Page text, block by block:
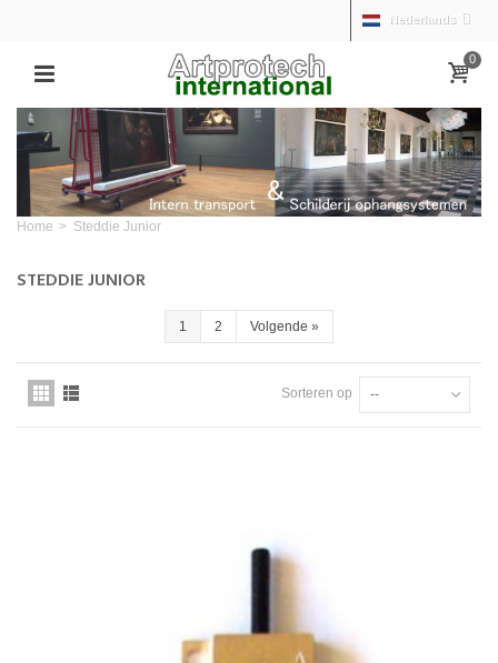
Nederlands
0
Home > Steddie Junior
STEDDIE JUNIOR
1 2 Volgende »
Sorteren op --